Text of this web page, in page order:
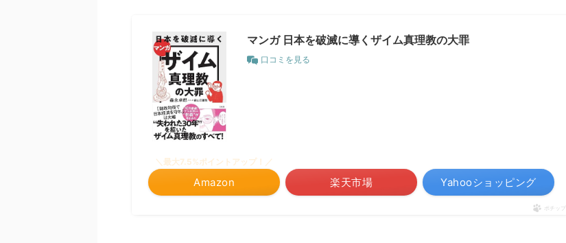
マンガ 日本を破滅に導くザイム真理教の大罪
口コミを見る
＼最大7.5%ポイントアップ！／
Amazon 楽天市場 Yahooショッピング
ポチップ